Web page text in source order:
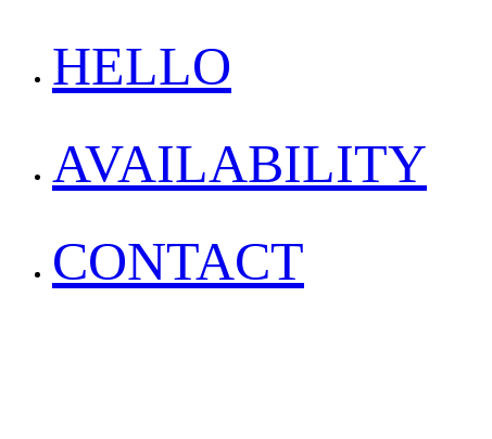
HELLO
AVAILABILITY
CONTACT